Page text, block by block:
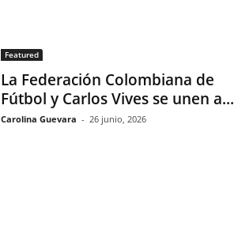
Featured
La Federación Colombiana de
Fútbol y Carlos Vives se unen a...
Carolina Guevara - 26 junio, 2026